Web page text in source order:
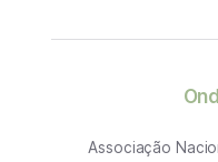
Associação